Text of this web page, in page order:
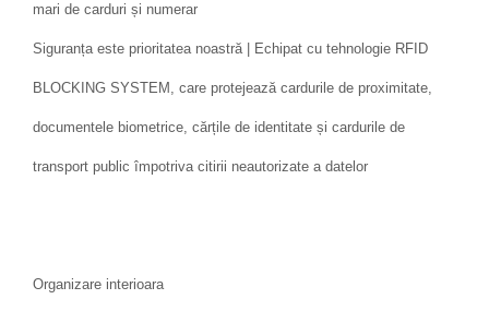
mari de carduri și numerar
Siguranța este prioritatea noastră | Echipat cu tehnologie RFID
BLOCKING SYSTEM, care protejează cardurile de proximitate,
documentele biometrice, cărțile de identitate și cardurile de
transport public împotriva citirii neautorizate a datelor
Organizare interioara